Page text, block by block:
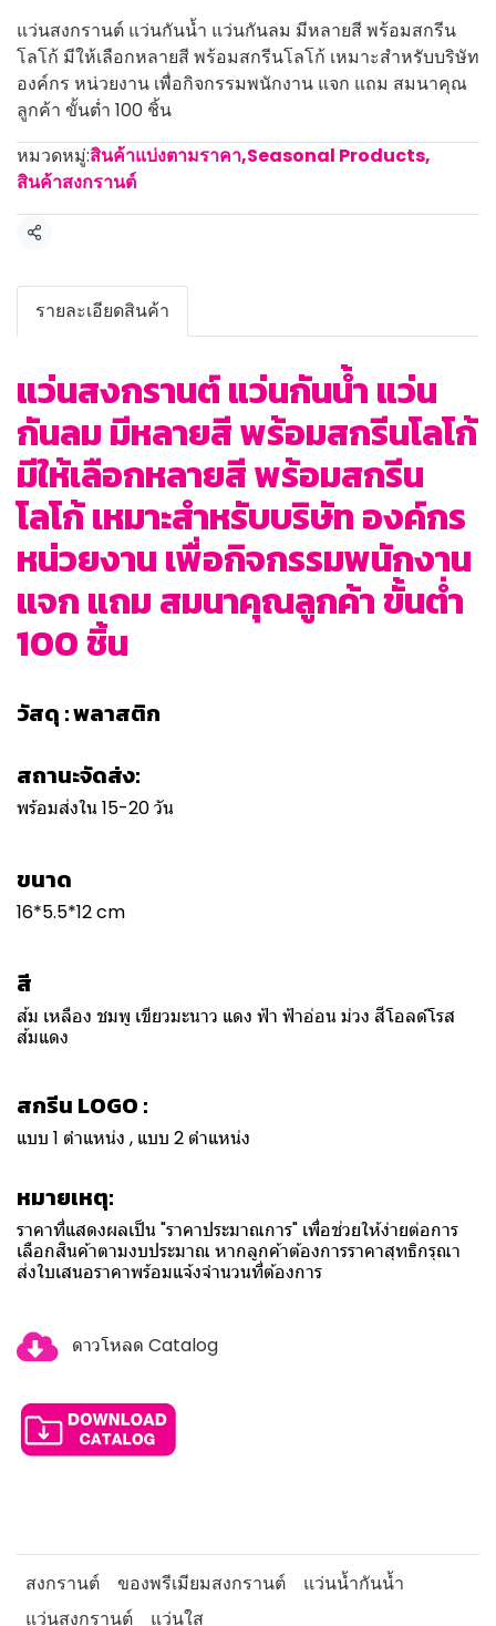
แว่นสงกรานต์ แว่นกันน้ำ แว่นกันลม มีหลายสี พร้อมสกรีน
โลโก้ มีให้เลือกหลายสี พร้อมสกรีนโลโก้ เหมาะสำหรับบริษัท
องค์กร หน่วยงาน เพื่อกิจกรรมพนักงาน แจก แถม สมนาคุณ
ลูกค้า ขั้นต่ำ 100 ชิ้น
หมวดหมู่:สินค้าแบ่งตามราคา,Seasonal Products,
สินค้าสงกรานต์
แชร์
รายละเอียดสินค้า
แว่นสงกรานต์ แว่นกันน้ำ แว่น
กันลม มีหลายสี พร้อมสกรีนโลโก้
มีให้เลือกหลายสี พร้อมสกรีน
โลโก้ เหมาะสำหรับบริษัท องค์กร
หน่วยงาน เพื่อกิจกรรมพนักงาน
แจก แถม สมนาคุณลูกค้า ขั้นต่ำ
100 ชิ้น
วัสดุ : พลาสติก
สถานะจัดส่ง:
พร้อมส่งใน 15-20 วัน
ขนาด
16*5.5*12 cm
สี
ส้ม เหลือง ชมพู เขียวมะนาว แดง ฟ้า ฟ้าอ่อน ม่วง สีโอลด์โรส
ส้มแดง
สกรีน LOGO :
แบบ 1 ตำแหน่ง , แบบ 2 ตำแหน่ง
หมายเหตุ:
ราคาที่แสดงผลเป็น "ราคาประมาณการ" เพื่อช่วยให้ง่ายต่อการ
เลือกสินค้าตามงบประมาณ หากลูกค้าต้องการราคาสุทธิกรุณา
ส่งใบเสนอราคาพร้อมแจ้งจำนวนที่ต้องการ
ดาวโหลด Catalog
สงกรานต์ ของพรีเมียมสงกรานต์
แว่นน้ำกันน้ำ
แว่นสงกรานต์
แว่นใส